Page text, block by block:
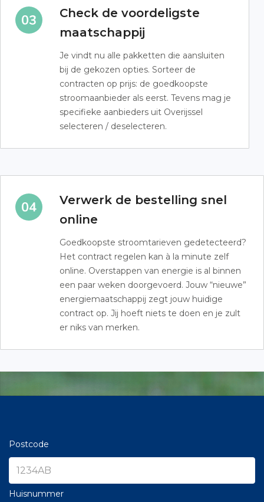
Check de voordeligste
maatschappij
Je vindt nu alle pakketten die aansluiten
bij de gekozen opties. Sorteer de
contracten op prijs: de goedkoopste
stroomaanbieder als eerst. Tevens mag je
specifieke aanbieders uit Overijssel
selecteren / deselecteren.
Verwerk de bestelling snel
online
Goedkoopste stroomtarieven gedetecteerd?
Het contract regelen kan à la minute zelf
online. Overstappen van energie is al binnen
een paar weken doorgevoerd. Jouw “nieuwe”
energiemaatschappij zegt jouw huidige
contract op. Jij hoeft niets te doen en je zult
er niks van merken.
Postcode
Huisnummer